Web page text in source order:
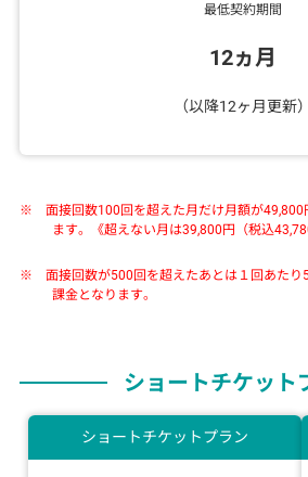
最低契約期間
12ヵ月
（以降12ヶ月更新）
※ 面接回数100回を超えた月だけ月額が49,800
ます。《超えない月は39,800円（税込
※ 面接回数が500回を超えたあとは１回あたり
課金となります。
ショートチケット
ショートチケットプラン